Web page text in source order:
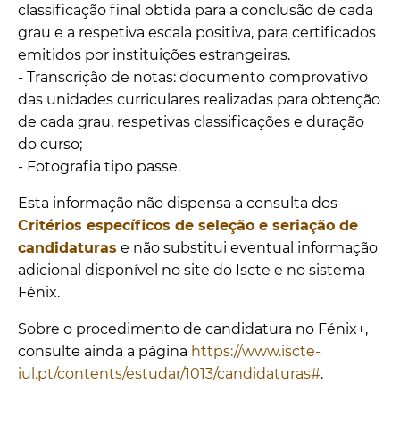
classificação final obtida para a conclusão de cada
grau e a respetiva escala positiva, para certificados
emitidos por instituições estrangeiras.
- Transcrição de notas: documento comprovativo
das unidades curriculares realizadas para obtenção
de cada grau, respetivas classificações e duração
do curso;
- Fotografia tipo passe.
Esta informação não dispensa a consulta dos
Critérios específicos de seleção e seriação de
candidaturas e não substitui eventual informação
adicional disponível no site do Iscte e no sistema
Fénix.
Sobre o procedimento de candidatura no Fénix+,
consulte ainda a página https://www.iscte-
iul.pt/contents/estudar/1013/candidaturas#.